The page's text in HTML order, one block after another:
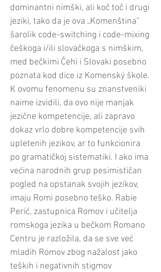
dominantni nimški, ali koč toč i drugi
jeziki, tako da je ova „Komenština”
šarolik code-switching i code-mixing
češkoga i/ili slovačkoga s nimškim,
med bečkimi Čehi i Slovaki posebno
poznata kod dice iz Komenský škole.
K ovomu fenomenu su znanstveniki
naime izvidili, da ovo nije manjak
jezične kompetencije, ali zapravo
dokaz vrlo dobre kompetencije svih
upletenih jezikov, ar to funkcionira
po gramatičkoj sistematiki. I ako ima
većina narodnih grup pesimističan
pogled na opstanak svojih jezikov,
imaju Romi posebno teško. Rabie
Perić, zastupnica Romov i učitelja
romskoga jezika u bečkom Romano
Centru je razložila, da se sve već
mladih Romov zbog nažalost jako
teških i negativnih stigmov